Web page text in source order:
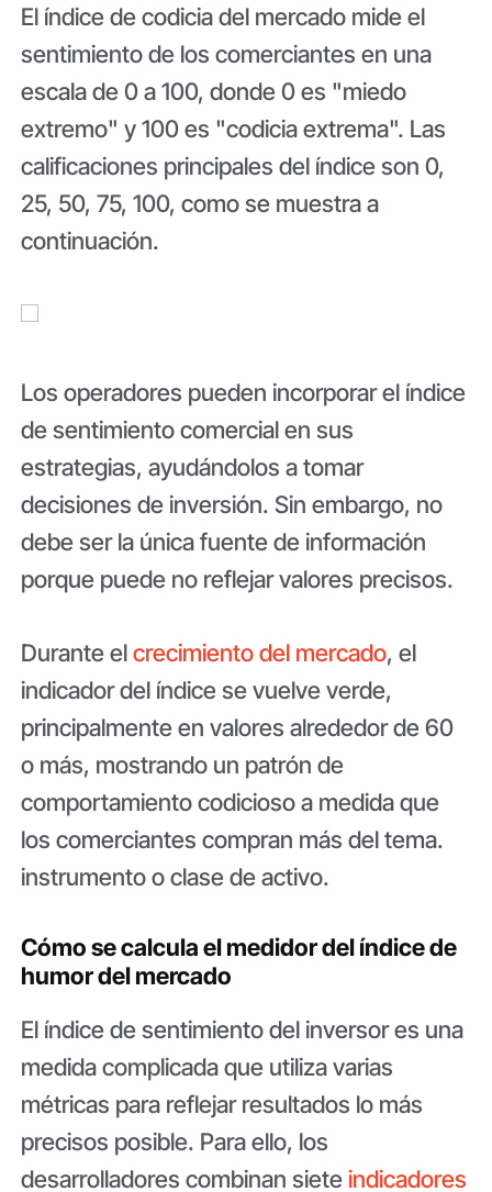
El índice de codicia del mercado mide el
sentimiento de los comerciantes en una
escala de 0 a 100, donde 0 es "miedo
extremo" y 100 es "codicia extrema". Las
calificaciones principales del índice son 0,
25, 50, 75, 100, como se muestra a
continuación.
Los operadores pueden incorporar el índice
de sentimiento comercial en sus
estrategias, ayudándolos a tomar
decisiones de inversión. Sin embargo, no
debe ser la única fuente de información
porque puede no reflejar valores precisos.
Durante elcrecimiento del mercado, el
indicador del índice se vuelve verde,
principalmente en valores alrededor de 60
o más, mostrando un patrón de
comportamiento codicioso a medida que
los comerciantes compran más del tema.
instrumento o clase de activo.
Cómo se calcula el medidor del índice de
humor del mercado
El índice de sentimiento del inversor es una
medida complicada que utiliza varias
métricas para reflejar resultados lo más
precisos posible. Para ello, los
desarrolladores combinan siete indicadores